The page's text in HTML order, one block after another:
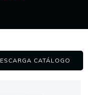
CATÁLOGO